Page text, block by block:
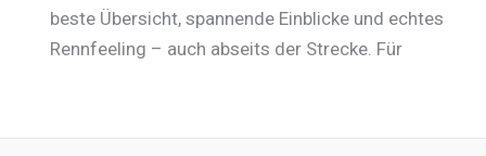
beste Übersicht, spannende Einblicke und echtes
Rennfeeling – auch abseits der Strecke. Für